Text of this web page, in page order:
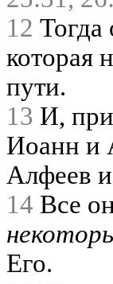
12 Тогда
которая
пути.
13 И,
Иоанн и
Алфеев
14 Все
Его.